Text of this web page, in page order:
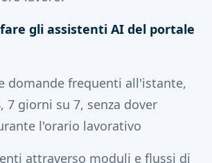
fare gli assistenti AI del portale
domande frequenti all'istante,
7 giorni su 7, senza dover
l'orario lavorativo
attraverso moduli e flussi di